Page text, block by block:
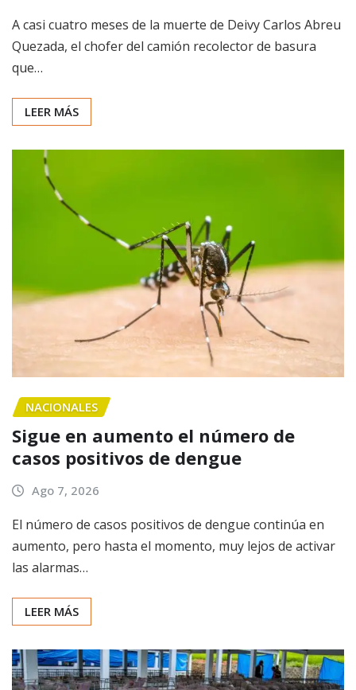
A casi cuatro meses de la muerte de Deivy Carlos Abreu
Quezada, el chofer del camión recolector de basura
que…
LEER MÁS
NACIONALES
Sigue en aumento el número de
casos positivos de dengue
Ago 7, 2026
El número de casos positivos de dengue continúa en
aumento, pero hasta el momento, muy lejos de activar
las alarmas…
LEER MÁS